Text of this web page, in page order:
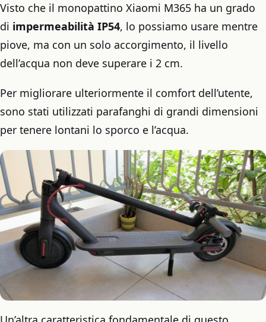
Visto che il monopattino Xiaomi M365 ha un grado
di impermeabilità IP54, lo possiamo usare mentre
piove, ma con un solo accorgimento, il livello
dell’acqua non deve superare i 2 cm.
Per migliorare ulteriormente il comfort dell’utente,
sono stati utilizzati parafanghi di grandi dimensioni
per tenere lontani lo sporco e l’acqua.